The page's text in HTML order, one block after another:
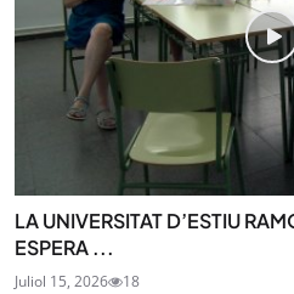
LA UNIVERSITAT D’ESTIU
ESPERA ...
Juliol 15, 2026 18